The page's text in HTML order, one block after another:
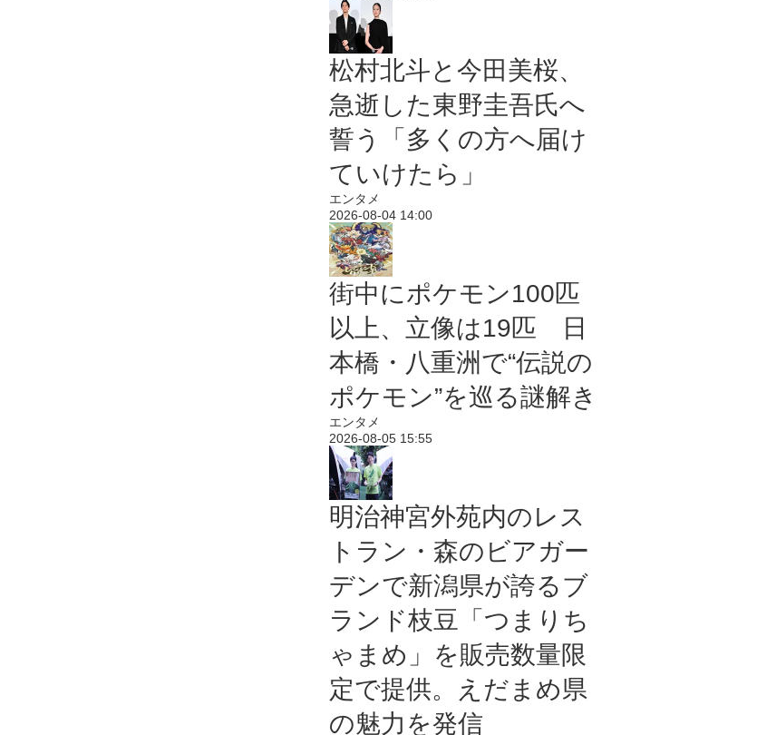
松村北斗と今田美桜、
急逝した東野圭吾氏へ
誓う「多くの方へ届け
ていけたら」
エンタメ
2026-08-04 14:00
街中にポケモン100匹
以上、立像は19匹 日
本橋・八重洲で“伝説の
ポケモン”を巡る謎解き
エンタメ
2026-08-05 15:55
明治神宮外苑内のレス
トラン・森のビアガー
デンで新潟県が誇るブ
ランド枝豆「つまりち
ゃまめ」を販売数量限
定で提供。えだまめ県
の魅力を発信